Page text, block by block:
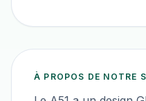
À PROPOS DE NOTRE